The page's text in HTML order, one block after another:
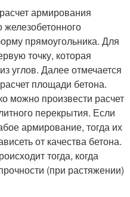
армирования
железобетонного
прямоугольника. Для
точку, которая
углов. Далее отмечается
площади бетона.
можно произвести расчет
перекрытия. Если
армирование, тогда их
от качества бетона.
тогда, когда
(при растяжении)